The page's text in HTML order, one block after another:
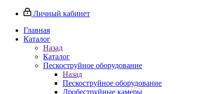
Личный кабинет
Главная
Каталог
Назад
Каталог
Пескоструйное оборудование
Назад
Пескоструйное оборудование
Дробеструйные камеры